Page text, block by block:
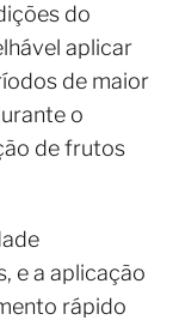
do
aplicar
de maior
o
de frutos
e a aplicação
rápido